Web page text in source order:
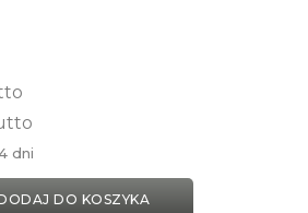
dni
DO KOSZYKA